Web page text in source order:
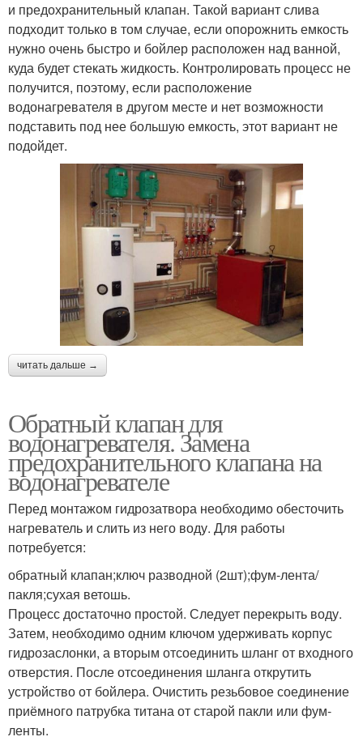
и предохранительный клапан. Такой вариант слива
подходит только в том случае, если опорожнить емкость
нужно очень быстро и бойлер расположен над ванной,
куда будет стекать жидкость. Контролировать процесс не
получится, поэтому, если расположение
водонагревателя в другом месте и нет возможности
подставить под нее большую емкость, этот вариант не
подойдет.
читать дальше →
Обратный клапан для
водонагревателя. Замена
предохранительного клапана на
водонагревателе
Перед монтажом гидрозатвора необходимо обесточить
нагреватель и слить из него воду. Для работы
потребуется:
обратный клапан;ключ разводной (2шт);фум-лента/
пакля;сухая ветошь.
Процесс достаточно простой. Следует перекрыть воду.
Затем, необходимо одним ключом удерживать корпус
гидрозаслонки, а вторым отсоединить шланг от входного
отверстия. После отсоединения шланга открутить
устройство от бойлера. Очистить резьбовое соединение
приёмного патрубка титана от старой пакли или фум-
ленты.